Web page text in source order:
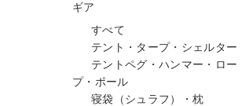
ギア
すべて
テント・タープ・シェルター
テントペグ・ハンマー・ロー
プ・ポール
寝袋（シュラフ）・枕